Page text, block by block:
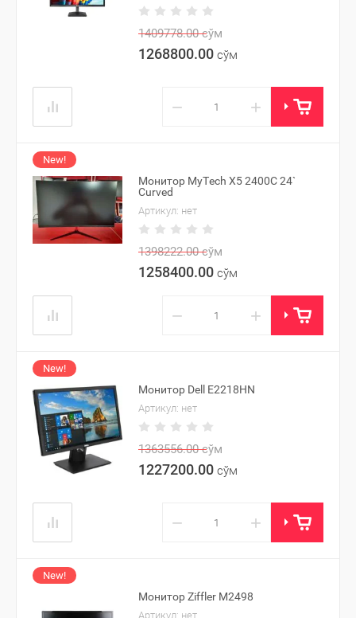
1409778.00сўм
1268800.00 сўм
− +
New!
Монитор MyTech X5 2400C 24`
Curved
Артикул: нет
1398222.00сўм
1258400.00 сўм
− +
New!
Монитор Dell E2218HN
Артикул: нет
1363556.00сўм
1227200.00 сўм
− +
New!
Монитор Ziffler M2498
Артикул: нет